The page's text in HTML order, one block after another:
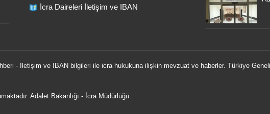
İcra Daireleri İletişim ve IBAN
- İletişim ve IBAN bilgileri ile icra hukukuna ilişkin mevzuat ve haberler. Türkiye
Adalet Bakanlığı - İcra Müdürlüğü